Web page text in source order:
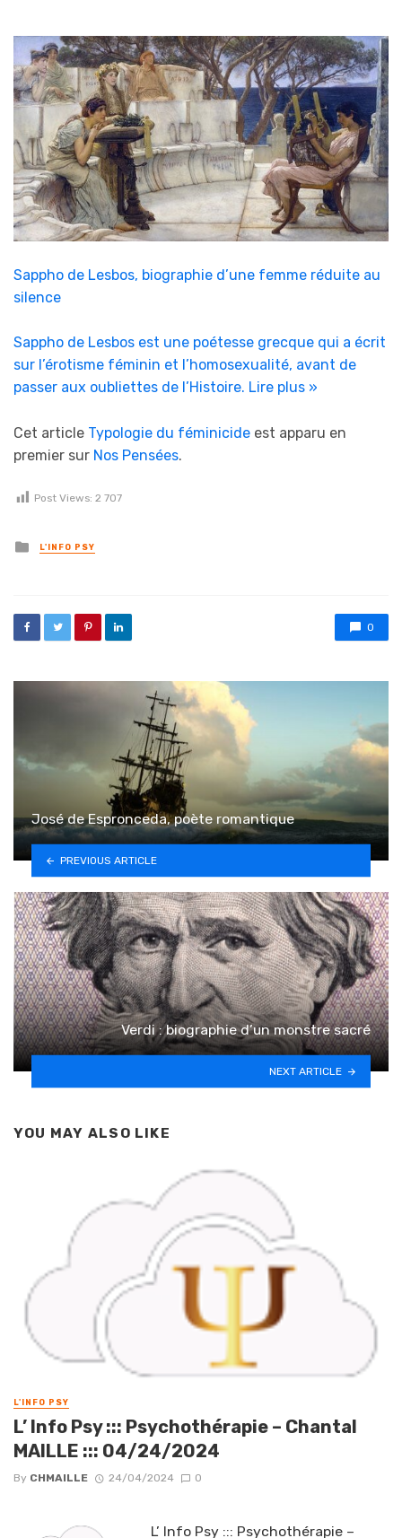
Sappho de Lesbos, biographie d’une femme réduite au
silence
Sappho de Lesbos est une poétesse grecque qui a écrit
sur l’érotisme féminin et l’homosexualité, avant de
passer aux oubliettes de l’Histoire. Lire plus »
Cet article Typologie du féminicide est apparu en
premier sur Nos Pensées.
Post Views: 2 707
Posted in
L'INFO PSY
0
José de Espronceda, poète romantique
PREVIOUS ARTICLE
Verdi : biographie d’un monstre sacré
NEXT ARTICLE
YOU MAY ALSO LIKE
L'INFO PSY
L’ Info Psy ::: Psychothérapie – Chantal
MAILLE ::: 04/24/2024
By CHMAILLE 24/04/2024 0
L’ Info Psy ::: Psychothérapie –